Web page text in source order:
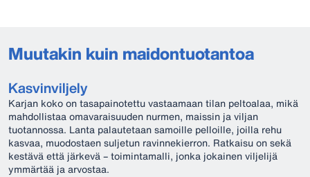
Muutakin kuin maidontuotantoa
Kasvinviljely
Karjan koko on tasapainotettu vastaamaan tilan peltoalaa, mikä
mahdollistaa omavaraisuuden nurmen, maissin ja viljan
tuotannossa. Lanta palautetaan samoille pelloille, joilla rehu
kasvaa, muodostaen suljetun ravinnekierron. Ratkaisu on sekä
kestävä että järkevä – toimintamalli, jonka jokainen viljelijä
ymmärtää ja arvostaa.